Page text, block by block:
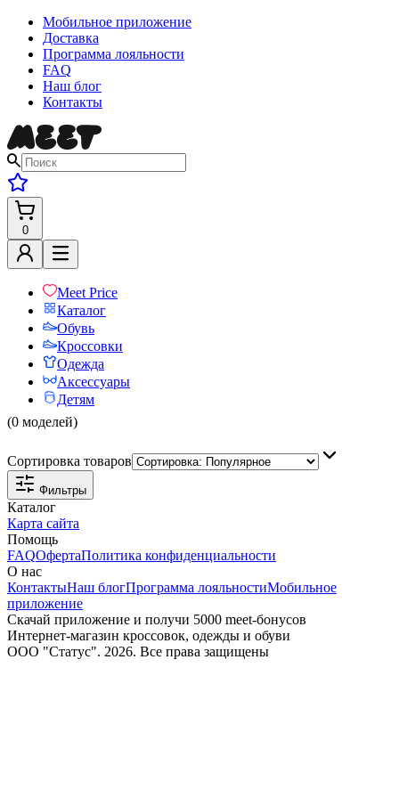
Мобильное приложение
Доставка
Программа лояльности
FAQ
Наш блог
Контакты
0
Meet Price
Каталог
Обувь
Кроссовки
Одежда
Аксессуары
Детям
(0 моделей)
Сортировка товаров
Фильтры
Каталог
Карта сайта
Помощь
FAQОфертаПолитика конфиденциальности
О нас
КонтактыНаш блогПрограмма лояльностиМобильное
приложение
Скачай приложение и получи 5000 meet-бонусов
Интернет-магазин кроссовок, одежды и обуви
ООО "Статус". 2026. Все права защищены